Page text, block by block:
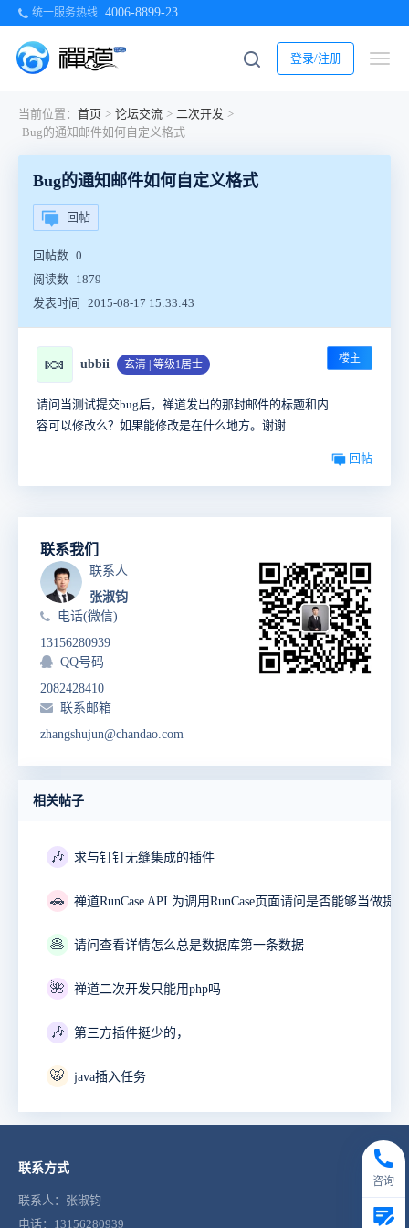
统一服务热线 4006-8899-23
登录/注册
当前位置： 首页 > 论坛交流 > 二次开发 >
Bug的通知邮件如何自定义格式
Bug的通知邮件如何自定义格式
回帖
回帖数 0
阅读数 1879
发表时间
2015-08-17 15:33:43
🍬 ubbii 玄清 | 等级1居士 楼主
请问当测试提交bug后，禅道发出的那封邮件的标题和内
容可以修改么？如果能修改是在什么地方。谢谢
回帖
联系我们
联系人
张淑钧
电话(微信)
13156280939
QQ号码
2082428410
联系邮箱
zhangshujun@chandao.com
相关帖子
🎶 求与钉钉无缝集成的插件
🚗
🥞 请问查看详情怎么总是数据库第一条数据
🌺 禅道二次开发只能用php吗
🎶 第三方插件挺少的，
🐯 java插入任务
联系方式
联系人：张淑钧
电话：13156280939
咨询